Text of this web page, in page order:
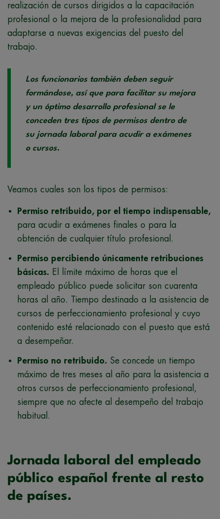
realización de cursos dirigidos a la capacitación
profesional o la mejora de la profesionalidad para
adaptarse a nuevas exigencias del puesto del
trabajo.
Los funcionarios también deben seguir
formándose, así que para facilitar su mejora
y un óptimo desarrollo profesional se le
conceden tres tipos de permisos dentro de
su jornada laboral para acudir a exámenes
o cursos.
Veamos cuales son los tipos de permisos:
Permiso retribuido, por el tiempo indispensable,
para acudir a exámenes finales o para la
obtención de cualquier título profesional.
Permiso percibiendo únicamente retribuciones
básicas. El límite máximo de horas que el
empleado público puede solicitar son cuarenta
horas al año. Tiempo destinado a la asistencia de
cursos de perfeccionamiento profesional y cuyo
contenido esté relacionado con el puesto que está
a desempeñar.
Permiso no retribuido. Se concede un tiempo
máximo de tres meses al año para la asistencia a
otros cursos de perfeccionamiento profesional,
siempre que no afecte al desempeño del trabajo
habitual.
Jornada laboral del empleado
público español frente al resto
de países.